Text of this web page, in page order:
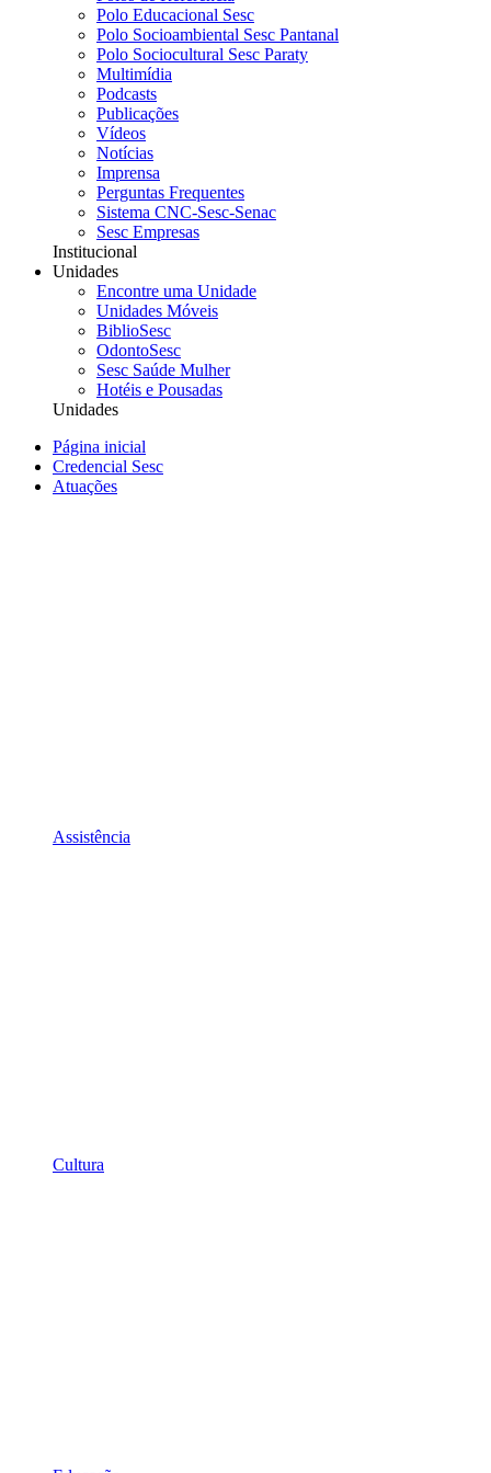
Polo Educacional Sesc
Polo Socioambiental Sesc Pantanal
Polo Sociocultural Sesc Paraty
Multimídia
Podcasts
Publicações
Vídeos
Notícias
Imprensa
Perguntas Frequentes
Sistema CNC-Sesc-Senac
Sesc Empresas
Institucional
Unidades
Encontre uma Unidade
Unidades Móveis
BiblioSesc
OdontoSesc
Sesc Saúde Mulher
Hotéis e Pousadas
Unidades
Página inicial
Credencial Sesc
Atuações
Assistência
Cultura